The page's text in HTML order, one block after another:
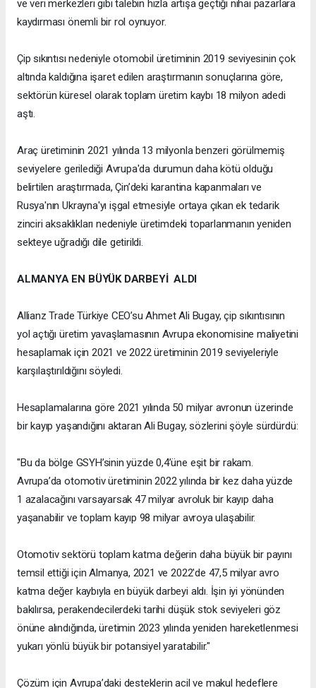
ve veri merkezleri gibi talebin hızla artışa geçtiği nihai pazarlara
kaydırması önemli bir rol oynuyor.
Çip sıkıntısı nedeniyle otomobil üretiminin 2019 seviyesinin çok
altında kaldığına işaret edilen araştırmanın sonuçlarına göre,
sektörün küresel olarak toplam üretim kaybı 18 milyon adedi
aştı.
Araç üretiminin 2021 yılında 13 milyonla benzeri görülmemiş
seviyelere gerilediği Avrupa'da durumun daha kötü olduğu
belirtilen araştırmada, Çin’deki karantina kapanmaları ve
Rusya'nın Ukrayna'yı işgal etmesiyle ortaya çıkan ek tedarik
zinciri aksaklıkları nedeniyle üretimdeki toparlanmanın yeniden
sekteye uğradığı dile getirildi.
ALMANYA EN BÜYÜK DARBEYİ ALDI
Allianz Trade Türkiye CEO’su Ahmet Ali Bugay, çip sıkıntısının
yol açtığı üretim yavaşlamasının Avrupa ekonomisine maliyetini
hesaplamak için 2021 ve 2022 üretiminin 2019 seviyeleriyle
karşılaştırıldığını söyledi.
Hesaplamalarına göre 2021 yılında 50 milyar avronun üzerinde
bir kayıp yaşandığını aktaran Ali Bugay, sözlerini şöyle sürdürdü:
"Bu da bölge GSYH’sinin yüzde 0,4’üne eşit bir rakam.
Avrupa’da otomotiv üretiminin 2022 yılında bir kez daha yüzde
1 azalacağını varsayarsak 47 milyar avroluk bir kayıp daha
yaşanabilir ve toplam kayıp 98 milyar avroya ulaşabilir.
Otomotiv sektörü toplam katma değerin daha büyük bir payını
temsil ettiği için Almanya, 2021 ve 2022'de 47,5 milyar avro
katma değer kaybıyla en büyük darbeyi aldı. İşin iyi yönünden
bakılırsa, perakendecilerdeki tarihi düşük stok seviyeleri göz
önüne alındığında, üretimin 2023 yılında yeniden hareketlenmesi
yukarı yönlü büyük bir potansiyel yaratabilir."
Çözüm için Avrupa’daki desteklerin acil ve makul hedeflere